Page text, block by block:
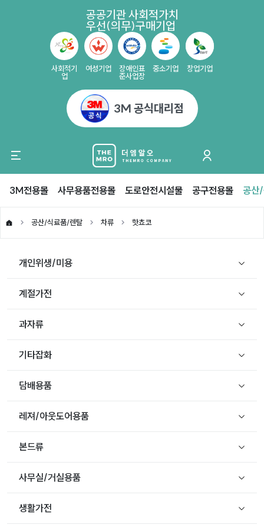
공공기관 사회적가치
우선(의무)구매기업
사회적기
업
여성기업
장애인표
준사업장
중소기업 창업기업
3M 공식대리점
3M전용몰 사무용품전용몰 도로안전시설물 공구전용몰 공산
공산/식료품/렌탈 차류 핫쵸코
개인위생/미용
계절가전
과자류
기타잡화
담배용품
레져/아웃도어용품
본드류
사무실/거실용품
생활가전